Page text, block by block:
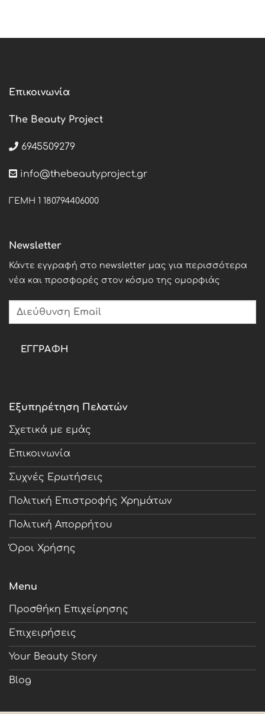
Επικοινωνία
The Beauty Project
6945509279
info@thebeautyproject.gr
ΓΕΜΗ 1 180794406000
Εξυπηρέτηση Πελατών
Σχετικά με εμάς
Επικοινωνία
Συχνές Ερωτήσεις
Πολιτική Επιστροφής Χρημάτων
Πολιτική Απορρήτου
Όροι Χρήσης
Menu
Προσθήκη Επιχείρησης
Επιχειρήσεις
Your Beauty Story
Blog
Newsletter
Κάντε εγγραφή στο newsletter μας για περισσότερα
νέα και προσφορές στον κόσμο της ομορφιάς